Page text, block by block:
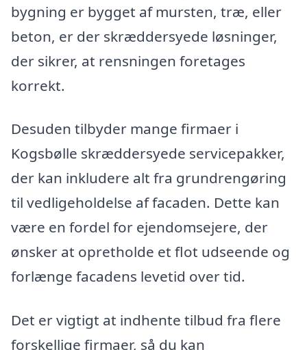
bygning er bygget af mursten, træ, eller
beton, er der skræddersyede løsninger,
der sikrer, at rensningen foretages
korrekt.
Desuden tilbyder mange firmaer i
Kogsbølle skræddersyede servicepakker,
der kan inkludere alt fra grundrengøring
til vedligeholdelse af facaden. Dette kan
være en fordel for ejendomsejere, der
ønsker at opretholde et flot udseende og
forlænge facadens levetid over tid.
Det er vigtigt at indhente tilbud fra flere
forskellige firmaer, så du kan